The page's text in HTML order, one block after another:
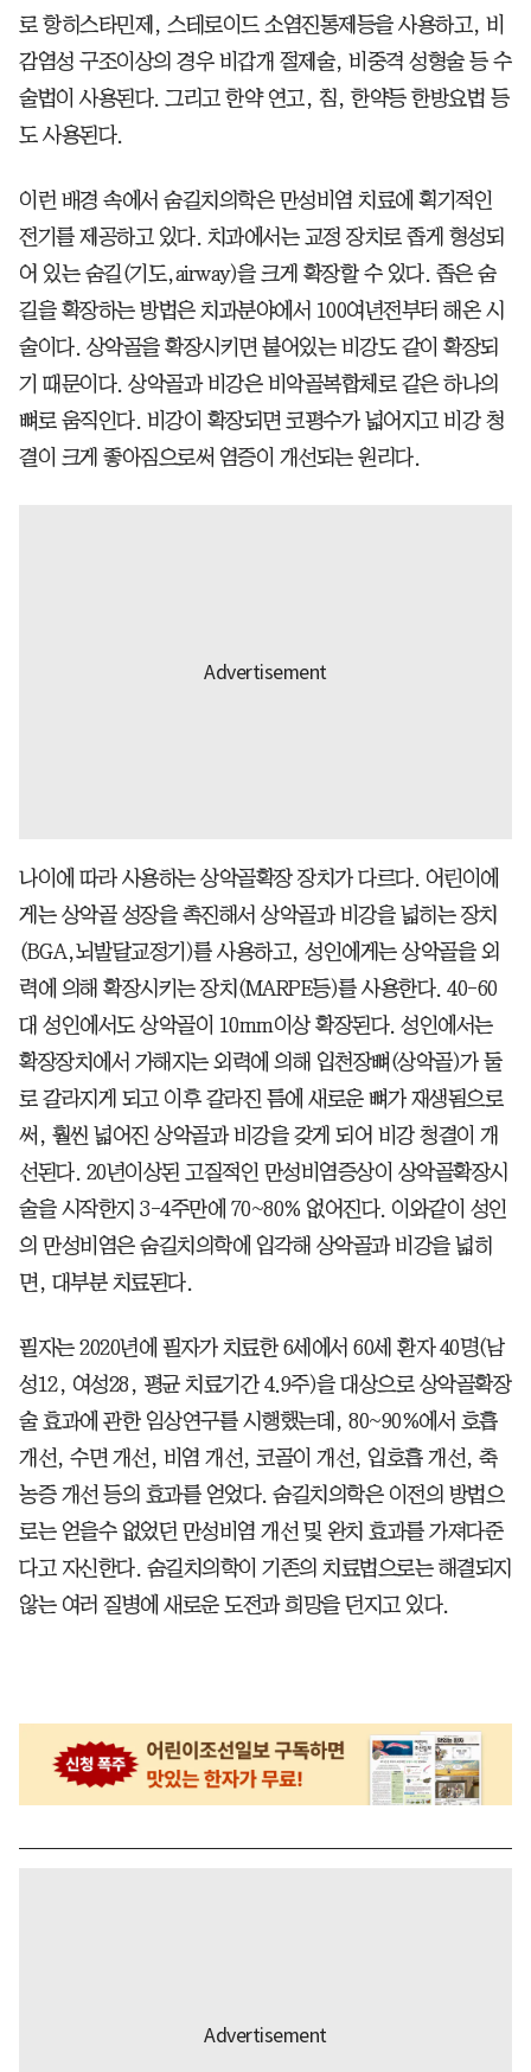
로 항히스타민제, 스테로이드 소염진통제등을 사용하고, 비
감염성 구조이상의 경우 비갑개 절제술, 비중격 성형술 등 수
술법이 사용된다. 그리고 한약 연고, 침, 한약등 한방요법 등
도 사용된다.
이런 배경 속에서 숨길치의학은 만성비염 치료에 획기적인
전기를 제공하고 있다. 치과에서는 교정 장치로 좁게 형성되
어 있는 숨길(기도,airway)을 크게 확장할 수 있다. 좁은 숨
길을 확장하는 방법은 치과분야에서 100여년전부터 해온 시
술이다. 상악골을 확장시키면 붙어있는 비강도 같이 확장되
기 때문이다. 상악골과 비강은 비악골복합체로 같은 하나의
뼈로 움직인다. 비강이 확장되면 코평수가 넓어지고 비강 청
결이 크게 좋아짐으로써 염증이 개선되는 원리다.
나이에 따라 사용하는 상악골확장 장치가 다르다. 어린이에
게는 상악골 성장을 촉진해서 상악골과 비강을 넓히는 장치
(BGA,뇌발달교정기)를 사용하고, 성인에게는 상악골을 외
력에 의해 확장시키는 장치(MARPE등)를 사용한다. 40-60
대 성인에서도 상악골이 10mm이상 확장된다. 성인에서는
확장장치에서 가해지는 외력에 의해 입천장뼈(상악골)가 둘
로 갈라지게 되고 이후 갈라진 틈에 새로운 뼈가 재생됨으로
써, 훨씬 넓어진 상악골과 비강을 갖게 되어 비강 청결이 개
선된다. 20년이상된 고질적인 만성비염증상이 상악골확장시
술을 시작한지 3-4주만에 70~80% 없어진다. 이와같이 성인
의 만성비염은 숨길치의학에 입각해 상악골과 비강을 넓히
면, 대부분 치료된다.
필자는 2020년에 필자가 치료한 6세에서 60세 환자 40명(남
성12, 여성28, 평균 치료기간 4.9주)을 대상으로 상악골확장
술 효과에 관한 임상연구를 시행했는데, 80~90%에서 호흡
개선, 수면 개선, 비염 개선, 코골이 개선, 입호흡 개선, 축
농증 개선 등의 효과를 얻었다. 숨길치의학은 이전의 방법으
로는 얻을수 없었던 만성비염 개선 및 완치 효과를 가져다준
다고 자신한다. 숨길치의학이 기존의 치료법으로는 해결되지
않는 여러 질병에 새로운 도전과 희망을 던지고 있다.